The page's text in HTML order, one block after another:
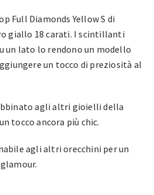
Full Diamonds Yellow S di
giallo 18 carati. I scintillanti
un lato lo rendono un modello
un tocco di preziosità al
agli altri gioielli della
tocco ancora più chic.
agli altri orecchini per un